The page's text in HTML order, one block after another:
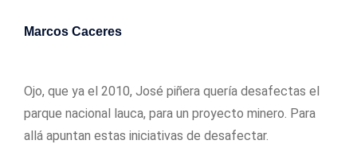
Marcos Caceres
Ojo, que ya el 2010, José piñera quería desafectas el
parque nacional lauca, para un proyecto minero. Para
allá apuntan estas iniciativas de desafectar.